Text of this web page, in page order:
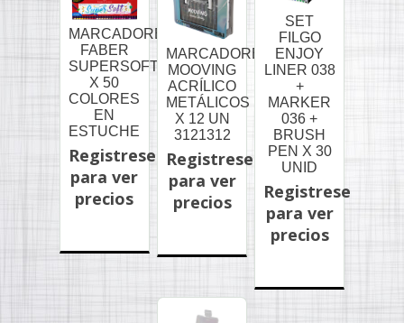
MARCADORES
FABER
SUPERSOFT
X 50
COLORES
EN
ESTUCHE
Registrese
para ver
precios
MARCADORES
MOOVING
ACRÍLICO
METÁLICOS
X 12 UN
3121312
Registrese
para ver
precios
SET
FILGO
ENJOY
LINER 038
+
MARKER
036 +
BRUSH
PEN X 30
UNID
Registrese
para ver
precios